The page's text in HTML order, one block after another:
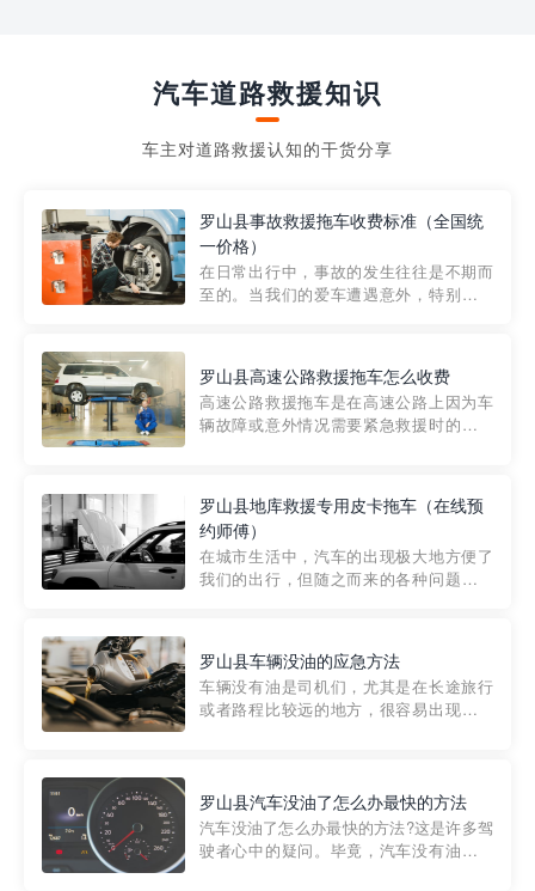
汽车道路救援知识
车主对道路救援认知的干货分享
罗山县事故救援拖车收费标准（全国统
一价格）
在日常出行中，事故的发生往往是不期而
至的。当我们的爱车遭遇意外，特别是在
细解析一下市区事故救援拖车的收费标
准，以及在选用拖车服务时应注...
罗山县高速公路救援拖车怎么收费
高速公路救援拖车是在高速公路上因为车
辆故障或意外情况需要紧急救援时的必备
路救援拖车的收费标准是由当地交通管理
部门制定的。起步价通...
罗山县地库救援专用皮卡拖车（在线预
约师傅）
在城市生活中，汽车的出现极大地方便了
我们的出行，但随之而来的各种问题也让
紧急情况下，我们需要一种高效可靠的救
援方式。而这时，地库救援专...
罗山县车辆没油的应急方法
车辆没有油是司机们，尤其是在长途旅行
或者路程比较远的地方，很容易出现这种
的送油师傅，解决没油的紧急情况。 首
先，让我们来了解一下穿...
罗山县汽车没油了怎么办最快的方法
汽车没油了怎么办最快的方法?这是许多驾
驶者心中的疑问。毕竟，汽车没有油就无